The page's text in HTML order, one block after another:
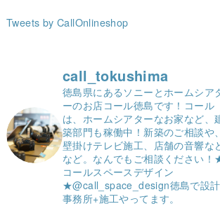
Tweets by CallOnlineshop
call_tokushima
徳島県にあるソニーとホームシア
ーのお店コール徳島です！ コール
は、ホームシアターなお家など、
築部門も稼働中！ 新築のご相談や
壁掛けテレビ施工、店舗の音響な
など。 なんでもご相談ください！
コールスペースデザイン
★@call_space_design徳島で設計
事務所+施工やってます。